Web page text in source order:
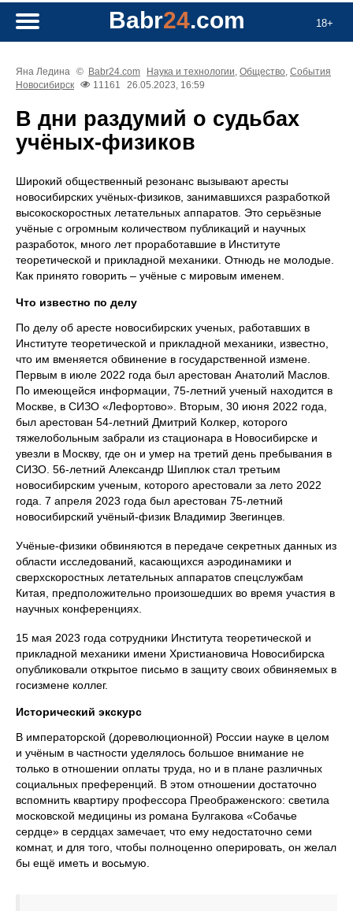
18+
Babr24.com
Яна Ледина © Babr24.com Наука и технологии, Общество, События
Новосибирск
11161 26.05.2023, 16:59
В дни раздумий о судьбах
учёных-физиков
Широкий общественный резонанс вызывают аресты
новосибирских учёных-физиков, занимавшихся разработкой
высокоскоростных летательных аппаратов. Это серьёзные
учёные с огромным количеством публикаций и научных
разработок, много лет проработавшие в Институте
теоретической и прикладной механики. Отнюдь не молодые.
Как принято говорить – учёные с мировым именем.
Что известно по делу
По делу об аресте новосибирских ученых, работавших в
Институте теоретической и прикладной механики, известно,
что им вменяется обвинение в государственной измене.
Первым в июле 2022 года был арестован Анатолий Маслов.
По имеющейся информации, 75-летний ученый находится в
Москве, в СИЗО «Лефортово». Вторым, 30 июня 2022 года,
был арестован 54-летний Дмитрий Колкер, которого
тяжелобольным забрали из стационара в Новосибирске и
увезли в Москву, где он и умер на третий день пребывания в
СИЗО. 56-летний Александр Шиплюк стал третьим
новосибирским ученым, которого арестовали за лето 2022
года. 7 апреля 2023 года был арестован 75-летний
новосибирский учёный-физик Владимир Звегинцев.
Учёные-физики обвиняются в передаче секретных данных из
области исследований, касающихся аэродинамики и
сверхскоростных летательных аппаратов спецслужбам
Китая, предположительно произошедших во время участия в
научных конференциях.
15 мая 2023 года сотрудники Института теоретической и
прикладной механики имени Христиановича Новосибирска
опубликовали открытое письмо в защиту своих обвиняемых в
госизмене коллег.
Исторический экскурс
В императорской (дореволюционной) России науке в целом
и учёным в частности уделялось большое внимание не
только в отношении оплаты труда, но и в плане различных
социальных преференций. В этом отношении достаточно
вспомнить квартиру профессора Преображенского: светила
московской медицины из романа Булгакова «Собачье
сердце» в сердцах замечает, что ему недостаточно семи
комнат, и для того, чтобы полноценно оперировать, он желал
бы ещё иметь и восьмую.